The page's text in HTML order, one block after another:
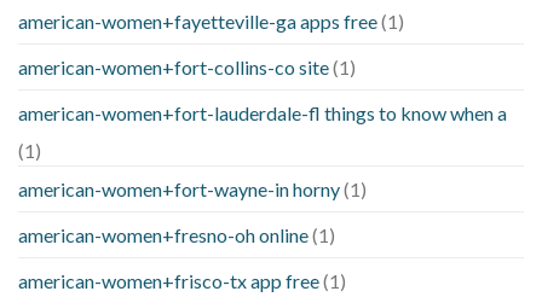
american-women+fayetteville-ga apps free(1)
american-women+fort-collins-co site(1)
american-women+fort-lauderdale-fl things to know when a
(1)
american-women+fort-wayne-in horny(1)
american-women+fresno-oh online(1)
american-women+frisco-tx app free(1)